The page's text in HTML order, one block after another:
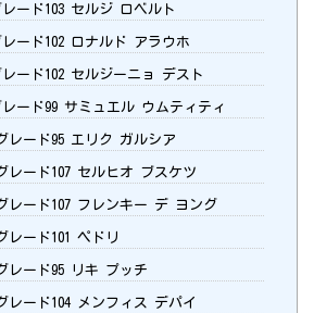
ード103 セルジ ロベルト
ード102 ロナルド アラウホ
ード102 セルジーニョ デスト
ード99 サミュエル ウムティティ
レード95 エリク ガルシア
レード107 セルヒオ ブスケツ
レード107 フレンキー デ ヨング
レード101 ペドリ
レード95 リキ プッチ
レード104 メンフィス デパイ